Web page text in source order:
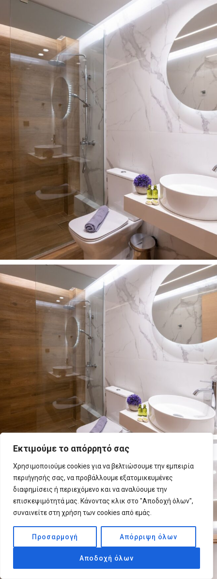
Εκτιμούμε το απόρρητό σας
Χρησιμοποιούμε cookies για να βελτιώσουμε την εμπειρία
περιήγησής σας, να προβάλλουμε εξατομικευμένες
διαφημίσεις ή περιεχόμενο και να αναλύουμε την
επισκεψιμότητά μας. Κάνοντας κλικ στο "Αποδοχή όλων",
συναινείτε στη χρήση των cookies από εμάς.
Προσαρμογή Απόρριψη όλων
Αποδοχή όλων